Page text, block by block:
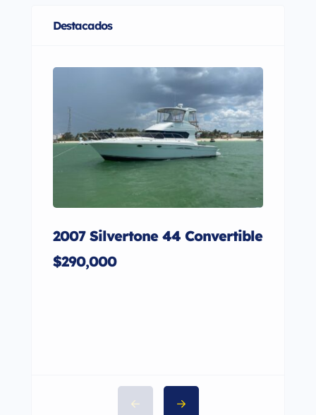
Destacados
2007 Silvertone 44 Convertible
$290,000